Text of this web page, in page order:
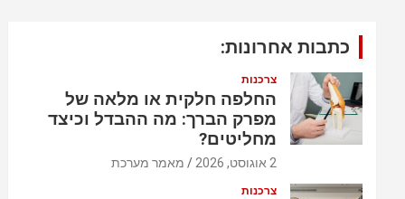
כתבות אחרונות:
צרכנות
החלפה חלקית או מלאה של
מפרק הברך: מה ההבדל וכיצד
מחליטים?
2 אוגוסט, 2026 מאמר מערכת
צרכנות